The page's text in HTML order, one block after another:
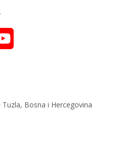
T Bosna i Hercegovina